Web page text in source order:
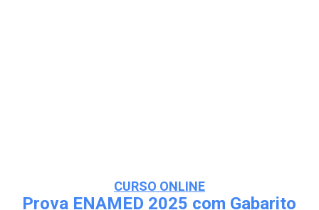
CURSO ONLINE
Prova ENAMED 2025 com Gabarito